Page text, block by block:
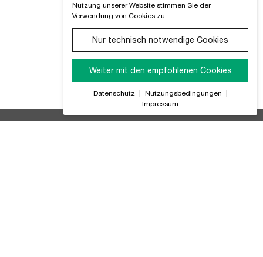
Nutzung unserer Website stimmen Sie der
Verwendung von Cookies zu.
Nur technisch notwendige Cookies
Weiter mit den empfohlenen Cookies
Datenschutz | Nutzungsbedingungen |
Impressum